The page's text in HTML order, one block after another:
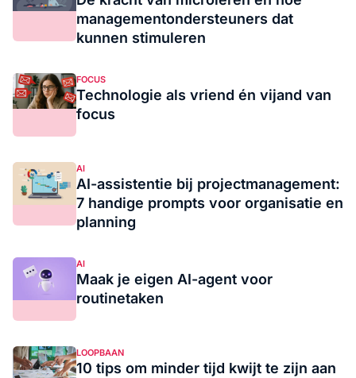
managementondersteuners dat
kunnen stimuleren
FOCUS
Technologie als vriend én vijand van
focus
AI
AI-assistentie bij projectmanagement:
7 handige prompts voor organisatie en
planning
AI
Maak je eigen AI-agent voor
routinetaken
LOOPBAAN
10 tips om minder tijd kwijt te zijn aan